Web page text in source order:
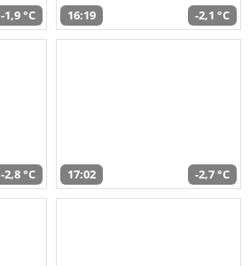
-1,9 °C 16:19 -2,1 °C
-2,8 °C 17:02 -2,7 °C